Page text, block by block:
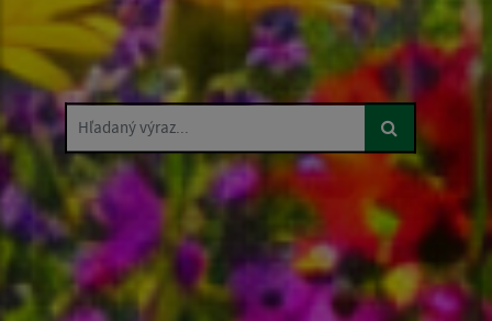
Hľadaný výraz...